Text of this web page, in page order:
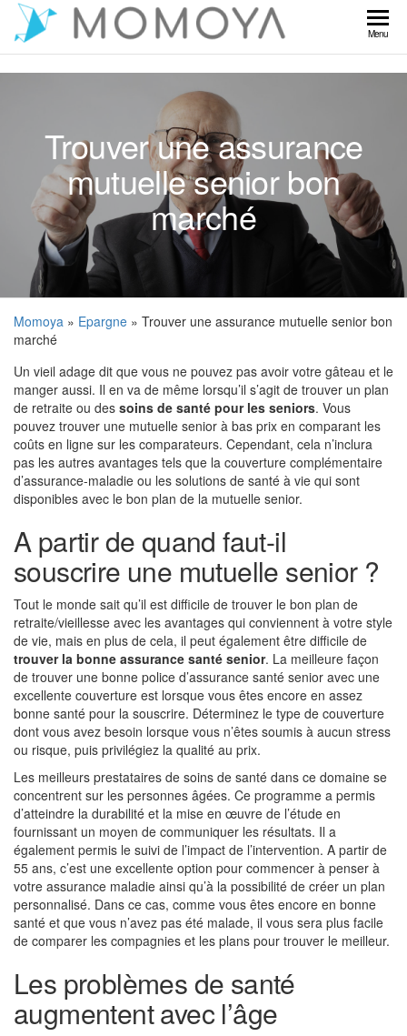
Skip
the
Momoya
Menu
Trouver une assurance
mutuelle senior bon
marché
Momoya » Epargne » Trouver une assurance mutuelle senior bon
marché
Un vieil adage dit que vous ne pouvez pas avoir votre gâteau et le
manger aussi. Il en va de même lorsqu’il s’agit de trouver un plan
de retraite ou des soins de santé pour les seniors. Vous
pouvez trouver une mutuelle senior à bas prix en comparant les
coûts en ligne sur les comparateurs. Cependant, cela n’inclura
pas les autres avantages tels que la couverture complémentaire
d’assurance-maladie ou les solutions de santé à vie qui sont
disponibles avec le bon plan de la mutuelle senior.
A partir de quand faut-il
souscrire une mutuelle senior ?
Tout le monde sait qu’il est difficile de trouver le bon plan de
retraite/vieillesse avec les avantages qui conviennent à votre style
de vie, mais en plus de cela, il peut également être difficile de
trouver la bonne assurance santé senior. La meilleure façon
de trouver une bonne police d’assurance santé senior avec une
excellente couverture est lorsque vous êtes encore en assez
bonne santé pour la souscrire. Déterminez le type de couverture
dont vous avez besoin lorsque vous n’êtes soumis à aucun stress
ou risque, puis privilégiez la qualité au prix.
Les meilleurs prestataires de soins de santé dans ce domaine se
concentrent sur les personnes âgées. Ce programme a permis
d’atteindre la durabilité et la mise en œuvre de l’étude en
fournissant un moyen de communiquer les résultats. Il a
également permis le suivi de l’impact de l’intervention. A partir de
55 ans, c’est une excellente option pour commencer à penser à
votre assurance maladie ainsi qu’à la possibilité de créer un plan
personnalisé. Dans ce cas, comme vous êtes encore en bonne
santé et que vous n’avez pas été malade, il vous sera plus facile
de comparer les compagnies et les plans pour trouver le meilleur.
Les problèmes de santé
augmentent avec l’âge